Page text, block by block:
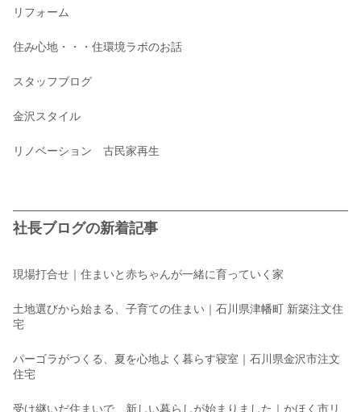
リフォーム
住み心地・・・住環境ラボのお話
スタッフブログ
金沢スタイル
リノベーション 古民家再生
社長ブログの新着記事
現場打合せ｜住まいと赤ちゃんが一緒に育っていく家
土地選びから始まる、子育ての住まい｜石川県津幡町 新築注文住
宅
パーゴラがつくる、夏を心地よく暮らす寝室｜石川県金沢市注文
住宅
受け継いだ住まいで、新しい暮らしが始まりました｜かほく市リ